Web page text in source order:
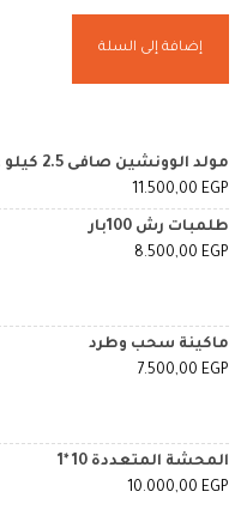
إضافة إلى السلة
مولد الوونشين صافى 2.5 كيلو عادة
11.500,00 EGP
طلمبات رش 100بار
8.500,00 EGP
ماكينة سحب وطرد
7.500,00 EGP
المحشة المتعددة 10 *1
10.000,00 EGP